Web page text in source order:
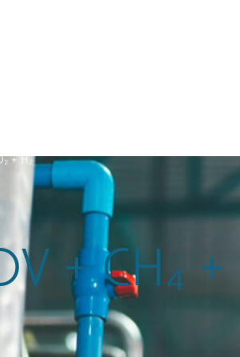
+ H₂
+ CH₄